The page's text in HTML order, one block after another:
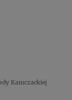
Kamczackiej